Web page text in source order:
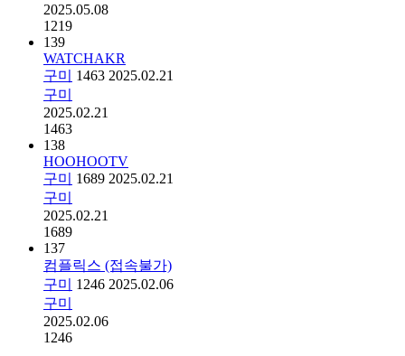
2025.05.08
1219
139
WATCHAKR
구미
1463 2025.02.21
구미
2025.02.21
1463
138
HOOHOOTV
구미
1689 2025.02.21
구미
2025.02.21
1689
137
컴플릭스 (접속불가)
구미
1246 2025.02.06
구미
2025.02.06
1246